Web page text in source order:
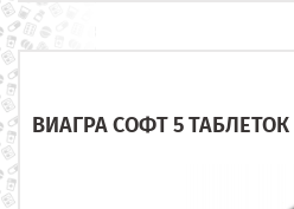
ВИАГРА СОФТ 5 ТАБЛЕТОК